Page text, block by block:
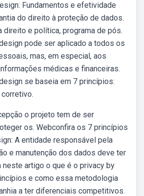
Fundamentos e efetividade
do direito à proteção de dados.
direito e política, programa de pós.
pode ser aplicado a todos os
mas, em especial, aos
médicas e financeiras.
se baseia em 7 princípios:
o projeto tem de ser
os. Webconfira os 7 princípios
A entidade responsável pela
e manutenção dos dados deve ter
neste artigo o que é o privacy by
e como essa metodologia
a ter diferenciais competitivos.